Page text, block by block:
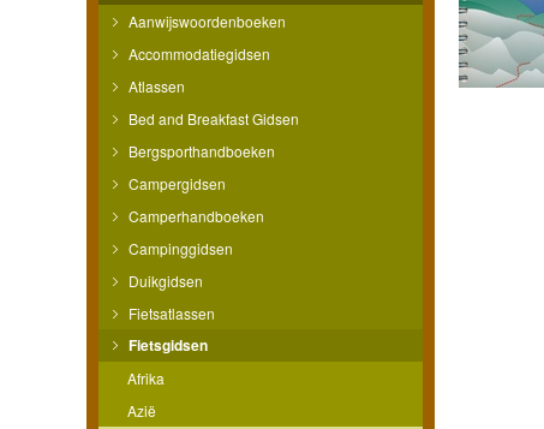
Aanwijswoordenboeken
Accommodatiegidsen
Atlassen
Bed and Breakfast Gidsen
Bergsporthandboeken
Campergidsen
Camperhandboeken
Campinggidsen
Duikgidsen
Fietsatlassen
Fietsgidsen
Afrika
Azië